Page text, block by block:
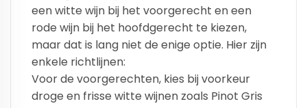
een witte wijn bij het voorgerecht en een
rode wijn bij het hoofdgerecht te kiezen,
maar dat is lang niet de enige optie. Hier zijn
enkele richtlijnen:
Voor de voorgerechten, kies bij voorkeur
droge en frisse witte wijnen zoals Pinot Gris